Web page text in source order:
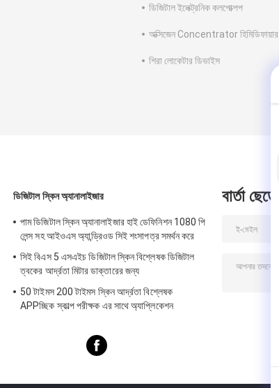
ডিজিটাল ইলেক্ট্রনিক কলপোক্পপ
অক্সিজেন Concentrator হিমিডিফায়ার
শিরা লোকেটার ডিভাইস
ডিজিটাল স্কিন অ্যানালাইজার
পাম ডিজিটাল স্কিন অ্যানালাইজার হাই ডেফিনিশন 1080 পি
লেন্স সহ আইওএস অ্যান্ড্রিওড সিই শংসাপত্র সমর্থন করে
সিই বিএস 5 এসএইচ ডিজিটাল স্কিন বিশ্লেষক ডিজিটাল
ত্বকের আর্দ্রতা মিটার ডাক্তারের জন্য
50 টাইমস 200 টাইমস স্কিন আর্দ্রতা বিশ্লেষক
APPচ্ছিক স্কাল্প পরীক্ষক এর সাথে অ্যাপ্লিকেশন
বার্তা ছেড়ে